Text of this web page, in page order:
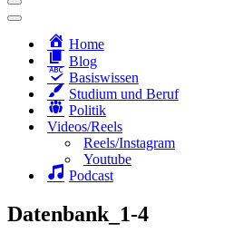
Navigationsmenü
Navigationsmenü
Home
Blog
Basiswissen
Studium und Beruf
Politik
Videos/Reels
Reels/Instagram
Youtube
Podcast
Datenbank_1-4